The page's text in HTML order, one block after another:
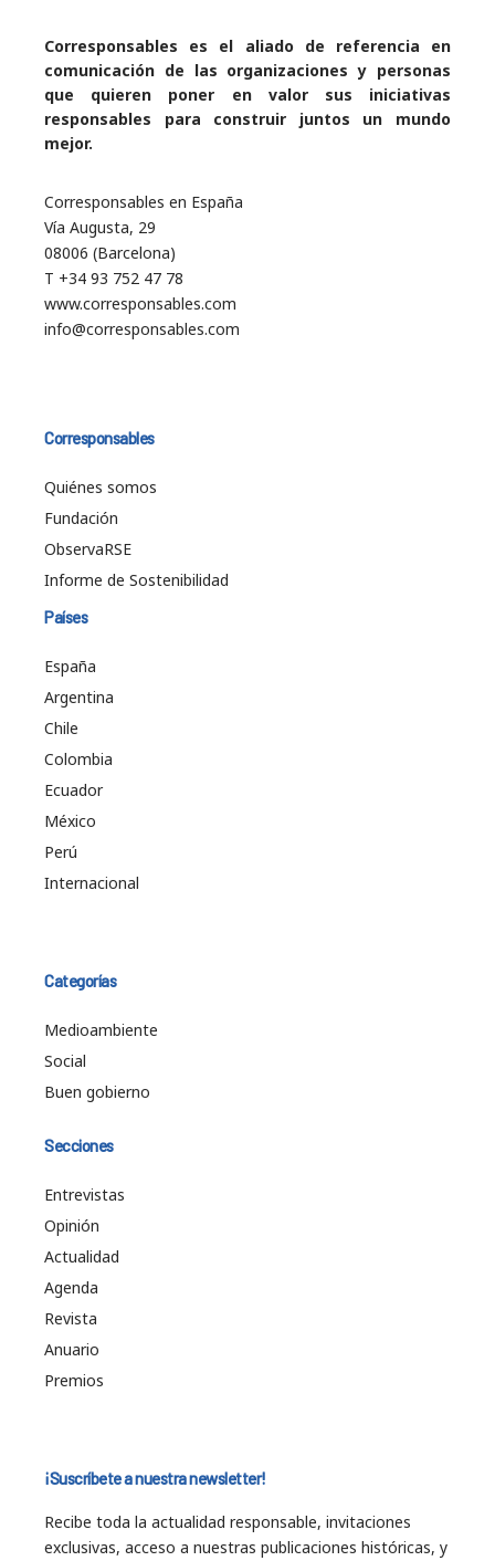
Corresponsables es el aliado de referencia en
comunicación de las organizaciones y personas
que quieren poner en valor sus iniciativas
responsables para construir juntos un mundo
mejor.
Corresponsables en España
Vía Augusta, 29
08006 (Barcelona)
T +34 93 752 47 78
www.corresponsables.com
info@corresponsables.com
Corresponsables
Quiénes somos
Fundación
ObservaRSE
Informe de Sostenibilidad
Países
España
Argentina
Chile
Colombia
Ecuador
México
Perú
Internacional
Categorías
Medioambiente
Social
Buen gobierno
Secciones
Entrevistas
Opinión
Actualidad
Agenda
Revista
Anuario
Premios
¡Suscríbete a nuestra newsletter!
Recibe toda la actualidad responsable, invitaciones
exclusivas, acceso a nuestras publicaciones históricas, y